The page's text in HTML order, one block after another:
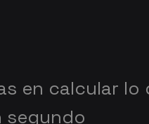
en calcular lo
segundo